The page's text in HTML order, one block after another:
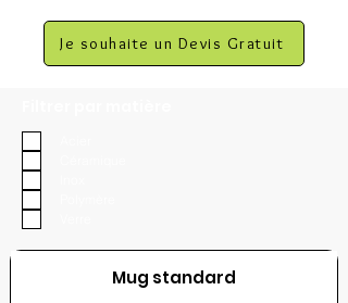
Je souhaite un Devis Gratuit
Mug standard